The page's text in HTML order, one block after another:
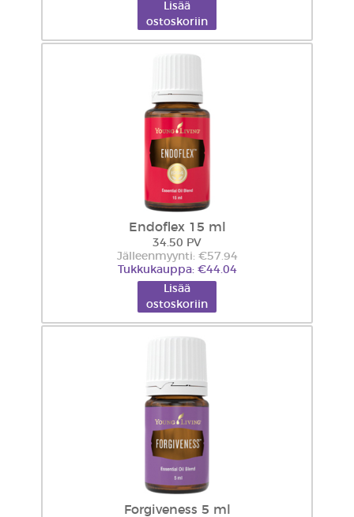
Lisää
ostoskoriin
Endoflex 15 ml
34.50 PV
Jälleenmyynti: €57.94
Tukkukauppa: €44.04
Lisää
ostoskoriin
Forgiveness 5 ml